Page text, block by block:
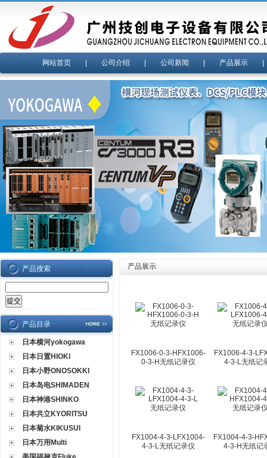
网站首页 公司介绍 公司新闻 产品展示
产品搜索
产品目录
日本横河yokogawa
日本日置HIOKI
日本小野ONOSOKKI
日本岛电SHIMADEN
日本神港SHINKO
日本共立KYORITSU
日本菊水KIKUSUI
日本万用Multi
产品展示
FX1006-0-3-HFX1006-
0-3-H无纸记录仪
FX1006-4-3-
4-3-L无纸记
FX1004-4-3-LFX1004-
4-3-L无纸记录仪
FX1004-4-3-
4-3-H无纸记